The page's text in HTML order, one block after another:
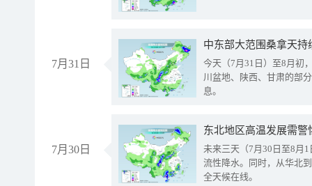
7月31日
中东部大范围桑拿天
今天（7月31日）至8月初
川盆地、陕西、甘肃的部
息。
7月30日
东北地区高温发展需
未来三天（7月30日至8月
流性降水。同时，从华北
全天候在线。